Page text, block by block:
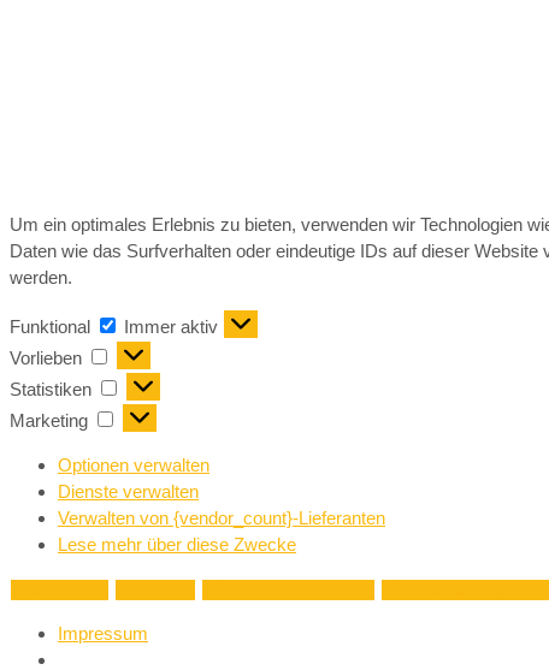
Um ein optimales Erlebnis zu bieten, verwenden wir Technologien
Daten wie das Surfverhalten oder eindeutige IDs auf dieser
werden.
Funktional
Immer aktiv
Vorlieben
Statistiken
Marketing
Optionen verwalten
Dienste verwalten
Verwalten von {vendor_count}-Lieferanten
Lese mehr über diese Zwecke
Impressum